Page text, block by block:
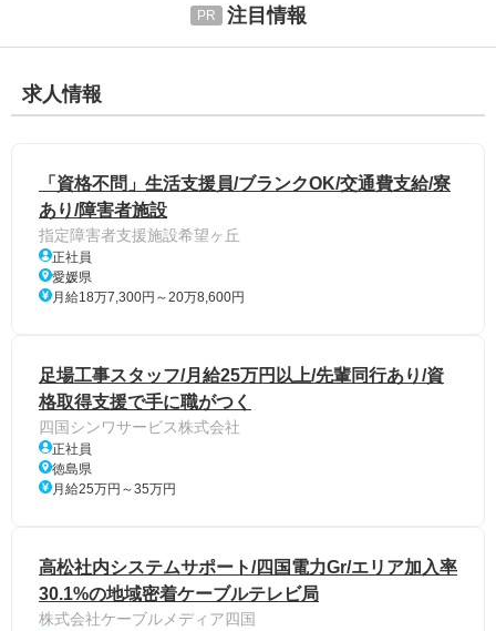
注目情報
求人情報
「資格不問」生活支援員/ブランクOK/交通費支給/寮
あり/障害者施設
指定障害者支援施設希望ヶ丘
正社員
愛媛県
月給18万7,300円～20万8,600円
足場工事スタッフ/月給25万円以上/先輩同行あり/資
格取得支援で手に職がつく
四国シンワサービス株式会社
正社員
徳島県
月給25万円～35万円
高松社内システムサポート/四国電力Gr/エリア加入率
30.1%の地域密着ケーブルテレビ局
株式会社ケーブルメディア四国